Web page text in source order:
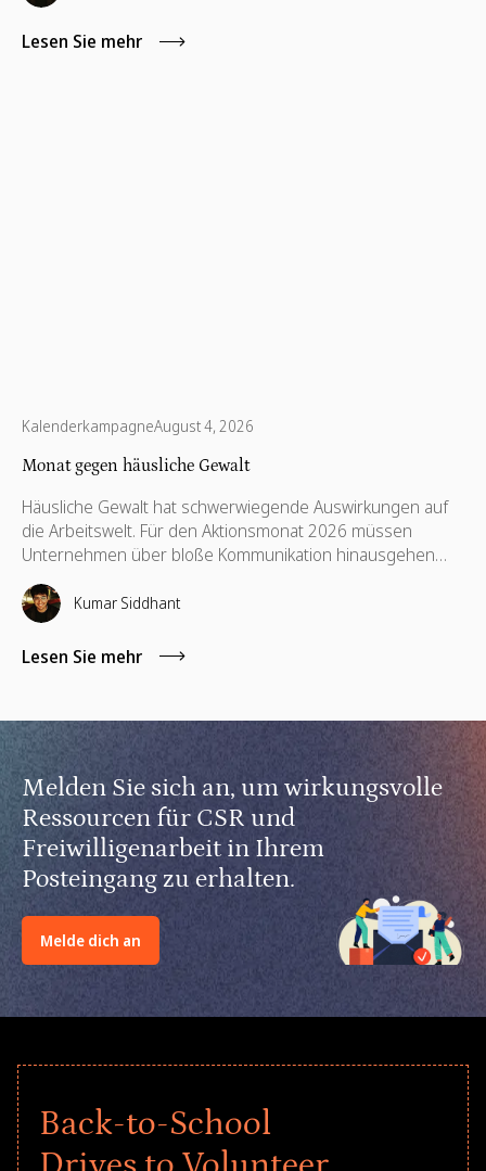
Lesen Sie mehr
KalenderkampagneAugust 4, 2026
Monat gegen häusliche Gewalt
Häusliche Gewalt hat schwerwiegende Auswirkungen auf
die Arbeitswelt. Für den Aktionsmonat 2026 müssen
Unternehmen über bloße Kommunikation hinausgehen
und unterstützende Richtlinien, finanzielle Hilfsangebote,
Schulungen für Führungskräfte sowie kompetenzbasiertes
Ehrenamt implementieren.
Kumar Siddhant
Lesen Sie mehr
Melden Sie sich an, um wirkungsvolle
Ressourcen für CSR und
Freiwilligenarbeit in Ihrem
Posteingang zu erhalten.
Melde dich an
Back-to-School